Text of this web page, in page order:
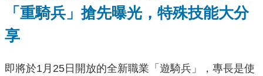
「重騎兵」搶先曝光，特殊技能大分
享
即將於1月25日開放的全新職業「遊騎兵」，專長是使